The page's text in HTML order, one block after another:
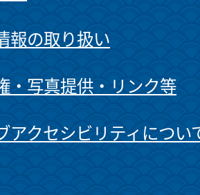
報の取り扱い
・写真提供・リンク等
アクセシビリティについ